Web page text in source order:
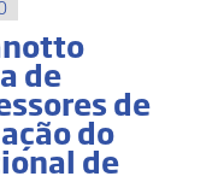
de
de
do
de